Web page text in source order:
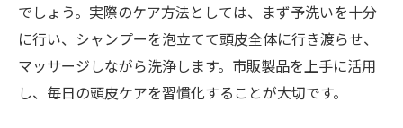
でしょう。実際のケア方法としては、まず予洗いを十分
に行い、シャンプーを泡立てて頭皮全体に行き渡らせ、
マッサージしながら洗浄します。市販製品を上手に活用
し、毎日の頭皮ケアを習慣化することが大切です。